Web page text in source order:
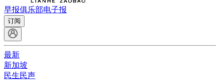
早报俱乐部电子报
订阅
最新
新加坡
民生民声